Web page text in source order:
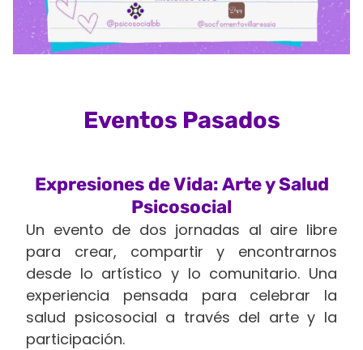
Eventos Pasados
Expresiones de Vida: Arte y Salud
Psicosocial
Un evento de dos jornadas al aire libre
para crear, compartir y encontrarnos
desde lo artístico y lo comunitario. Una
experiencia pensada para celebrar la
salud psicosocial a través del arte y la
participación.